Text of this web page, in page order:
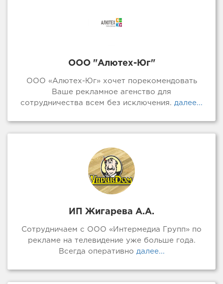
ООО "Алютех-Юг"
ООО «Алютех-Юг» хочет порекомендовать
Ваше рекламное агенство для
сотрудничества всем без исключения. далее...
ИП Жигарева А.А.
Сотрудничаем с ООО «Интермедиа Групп» по
рекламе на телевидение уже больше года.
Всегда оперативно далее...